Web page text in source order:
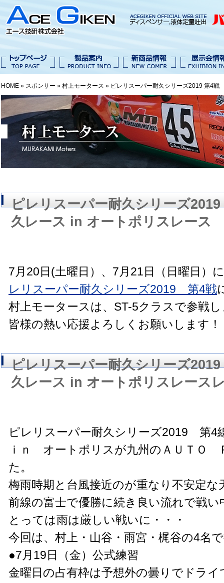
HOME » スポンサー » 村上モータース » ピレリスーパー耐久シリーズ2019 第4
ピレリスーパー耐久シリーズ
久レース in オートポリスレース
7月20日(土曜日）、7月21日（日曜日）
レリスーパー耐久シリーズ2019 第4戦
村上モータースは、ST-5クラスで参戦
皆様の熱い応援よろしくお願いします！
ピレリスーパー耐久シリーズ
久レース in オートポリスレース
ピレリスーパー耐久シリーズ2019 第
ｉｎ オートポリスが九州のＡＵＴＯ
た。
梅雨時期と台風接近のが重なり不安定
前線の富士で優勝に続き良い流れで戦
とっては雨は厳しい戦いに・・・
今回は、村上・山谷・雨宮・梶谷の4名
●7月19日（金）公式練習
金曜日の占有枠は予想外の曇りでドライ